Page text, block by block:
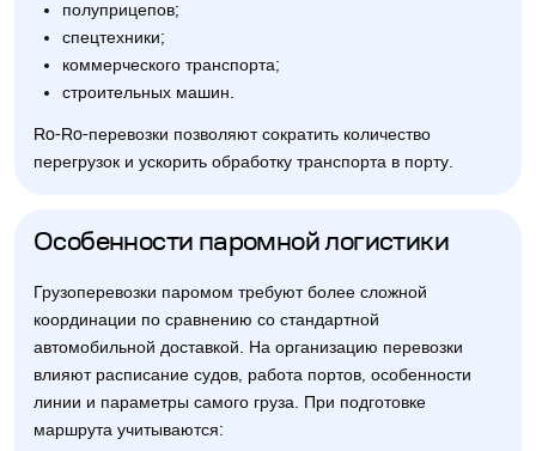
полуприцепов;
спецтехники;
коммерческого транспорта;
строительных машин.
Ro-Ro-перевозки позволяют сократить количество
перегрузок и ускорить обработку транспорта в порту.
Особенности паромной логистики
Грузоперевозки паромом требуют более сложной
координации по сравнению со стандартной
автомобильной доставкой. На организацию перевозки
влияют расписание судов, работа портов, особенности
линии и параметры самого груза. При подготовке
маршрута учитываются: